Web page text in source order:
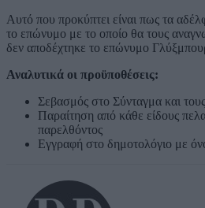
Αυτό που προκύπτει είναι πως τα
το επώνυμο με το οποίο θα τους
δεν αποδέχτηκε το επώνυμο
Αναλυτικά οι προϋποθέσεις:
Σεβασμός στο Σύνταγμα και
Παραίτηση από κάθε είδους
παρελθόντος
Εγγραφή στο δημοτολόγιο με